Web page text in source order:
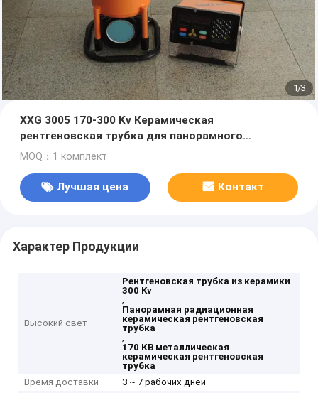
1/3
XXG 3005 170-300 Kv Керамическая
рентгеновская трубка для панорамного
излучения
MOQ：1 комплект
Лучшая цена Контакт
Характер Продукции
Высокий свет
Рентгеновская трубка из керамики
300 Kv
,
Панорамная радиационная
керамическая рентгеновская
трубка
,
170 КВ металлическая
керамическая рентгеновская
трубка
Время доставки
3 ~ 7 рабочих дней